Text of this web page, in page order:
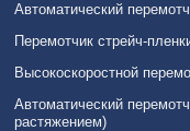
Автоматический
Перемотчик стрейч-
Высокоскоростной
Автоматический
растяжением)